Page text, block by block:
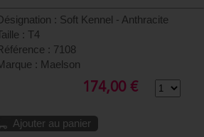
: Soft Kennel - Anthracite
: T4
: 7108
: Maelson
174,00 €
Ajouter au panier